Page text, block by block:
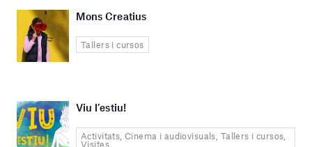
Mons Creatius
Tallers i cursos
Viu l’estiu!
Activitats, Cinema i audiovisuals, Tallers i cursos,
Visites